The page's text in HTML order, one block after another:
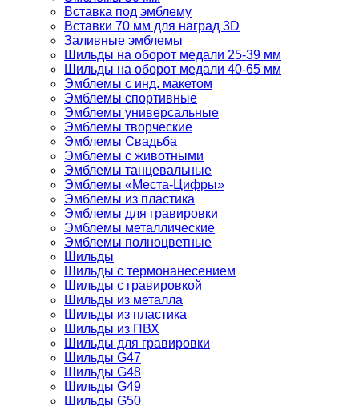
Вставка под эмблему
Вставки 70 мм для наград 3D
Заливные эмблемы
Шильды на оборот медали 25-39 мм
Шильды на оборот медали 40-65 мм
Эмблемы с инд. макетом
Эмблемы спортивные
Эмблемы универсальные
Эмблемы творческие
Эмблемы Свадьба
Эмблемы с животными
Эмблемы танцевальные
Эмблемы «Места-Цифры»
Эмблемы из пластика
Эмблемы для гравировки
Эмблемы металлические
Эмблемы полноцветные
Шильды
Шильды с термонанесением
Шильды с гравировкой
Шильды из металла
Шильды из пластика
Шильды из ПВХ
Шильды для гравировки
Шильды G47
Шильды G48
Шильды G49
Шильды G50